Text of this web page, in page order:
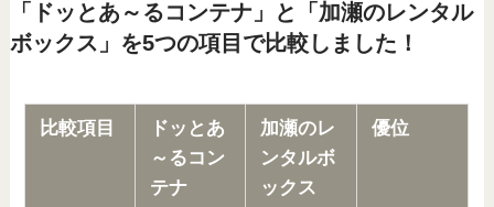
「ドッとあ～るコンテナ」と「加瀬のレンタル
ボックス」を5つの項目で比較しました！
比較項目
ドッとあ
～るコン
テナ
加瀬のレ
ンタルボ
ックス
優位